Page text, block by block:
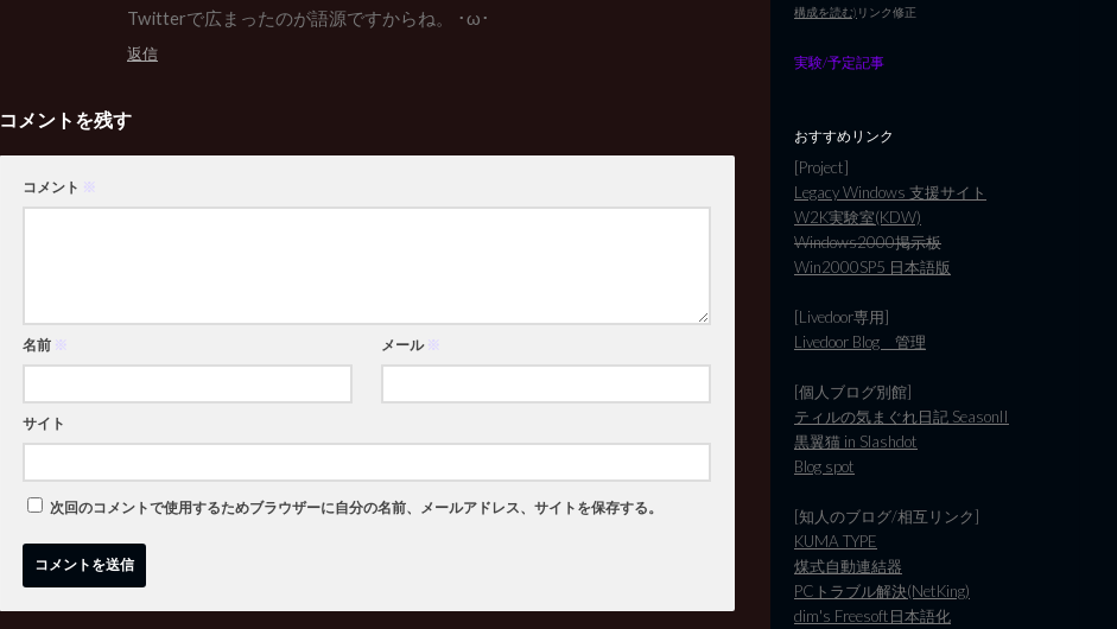
Twitterで広まったのが語源ですからね。 ･ω･
返信
コメントを残す
コメント ※
名前 ※ メール ※
サイト
次回のコメントで使用するためブラウザーに自分の名前、メールアドレス、サイトを保存する。
構成を読む) リンク修正
実験/予定記事
おすすめリンク
[Project]
Legacy Windows 支援サイト
W2K実験室(KDW)
Windows2000掲示板
Win2000SP5 日本語版
[Livedoor専用]
Livedoor Blog 管理
[個人ブログ別館]
ティルの気まぐれ日記 SeasonII
黒翼猫 in Slashdot
Blog spot
[知人のブログ/相互リンク]
KUMA TYPE
煤式自動連結器
PCトラブル解決(NetKing)
dim's Freesoft日本語化